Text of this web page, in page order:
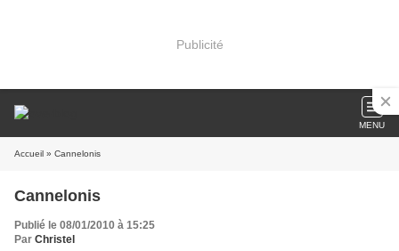
Publicité
MENU
Accueil » Cannelonis
Cannelonis
Publié le 08/01/2010 à 15:25
Par Christel